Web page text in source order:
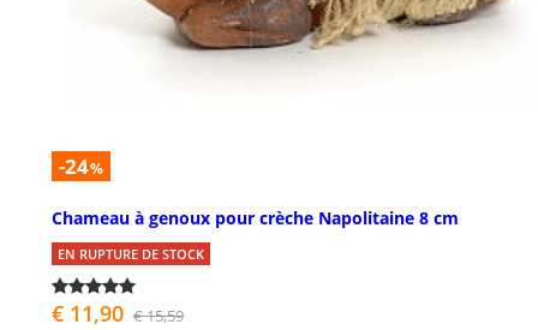
-24%
Chameau à genoux pour crèche Napolitaine 8 cm
EN RUPTURE DE STOCK
€ 11,90 € 15,59